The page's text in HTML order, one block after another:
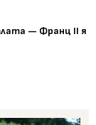
— Франц II я